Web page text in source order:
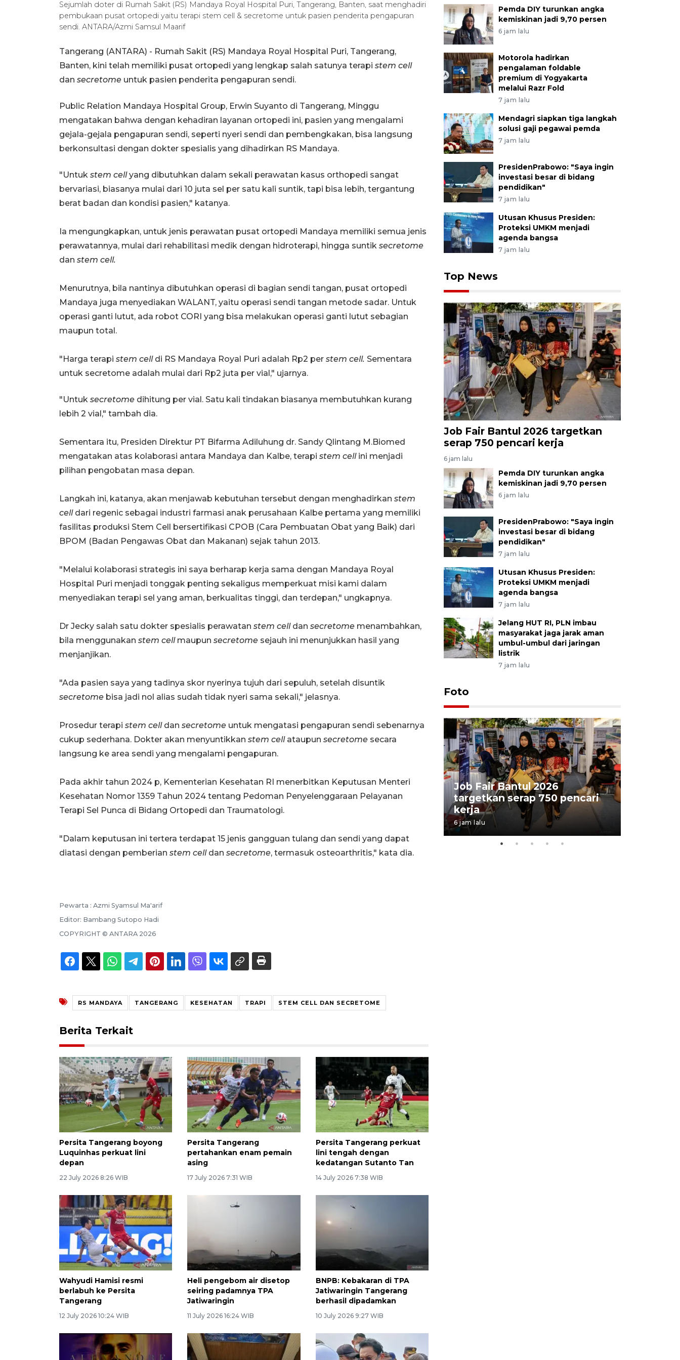
Sejumlah doter di Rumah Sakit (RS) Mandaya Royal Hospital Puri, Tangerang, Banten, saat menghadiri
pembukaan pusat ortopedi yaitu terapi stem cell & secretome untuk pasien penderita pengapuran
sendi. ANTARA/Azmi Samsul Maarif
Tangerang (ANTARA) - Rumah Sakit (RS) Mandaya Royal Hospital Puri, Tangerang,
Banten, kini telah memiliki pusat ortopedi yang lengkap salah satunya terapi stem cell
dan secretome untuk pasien penderita pengapuran sendi.
Public Relation Mandaya Hospital Group, Erwin Suyanto di Tangerang, Minggu
mengatakan bahwa dengan kehadiran layanan ortopedi ini, pasien yang mengalami
gejala-gejala pengapuran sendi, seperti nyeri sendi dan pembengkakan, bisa langsung
berkonsultasi dengan dokter spesialis yang dihadirkan RS Mandaya.
"Untuk stem cellyang dibutuhkan dalam sekali perawatan kasus orthopedi sangat
bervariasi, biasanya mulai dari 10 juta sel per satu kali suntik, tapi bisa lebih, tergantung
berat badan dan kondisi pasien," katanya.
Ia mengungkapkan, untuk jenis perawatan pusat ortopedi Mandaya memiliki semua jenis
perawatannya, mulai dari rehabilitasi medik dengan hidroterapi, hingga suntik secretome
dan stem cell.
Menurutnya, bila nantinya dibutuhkan operasi di bagian sendi tangan, pusat ortopedi
Mandaya juga menyediakan WALANT, yaitu operasi sendi tangan metode sadar. Untuk
operasi ganti lutut, ada robot CORI yang bisa melakukan operasi ganti lutut sebagian
maupun total.
"Harga terapi stem celldi RS Mandaya Royal Puri adalah Rp2 per stem cell. Sementara
untuk secretome adalah mulai dari Rp2 juta per vial," ujarnya.
"Untuk secretome dihitung per vial. Satu kali tindakan biasanya membutuhkan kurang
lebih 2 vial," tambah dia.
Sementara itu, Presiden Direktur PT Bifarma Adiluhung dr. Sandy Qlintang M.Biomed
mengatakan atas kolaborasi antara Mandaya dan Kalbe, terapi stem cellini menjadi
pilihan pengobatan masa depan.
Langkah ini, katanya, akan menjawab kebutuhan tersebut dengan menghadirkan stem
celldari regenic sebagai industri farmasi anak perusahaan Kalbe pertama yang memiliki
fasilitas produksi Stem Cell bersertifikasi CPOB (Cara Pembuatan Obat yang Baik) dari
BPOM (Badan Pengawas Obat dan Makanan) sejak tahun 2013.
"Melalui kolaborasi strategis ini saya berharap kerja sama dengan Mandaya Royal
Hospital Puri menjadi tonggak penting sekaligus memperkuat misi kami dalam
menyediakan terapi sel yang aman, berkualitas tinggi, dan terdepan," ungkapnya.
Dr Jecky salah satu dokter spesialis perawatan stem celldan secretome menambahkan,
bila menggunakan stem cellmaupun secretome sejauh ini menunjukkan hasil yang
menjanjikan.
"Ada pasien saya yang tadinya skor nyerinya tujuh dari sepuluh, setelah disuntik
secretome bisa jadi nol alias sudah tidak nyeri sama sekali," jelasnya.
Prosedur terapi stem celldan secretome untuk mengatasi pengapuran sendi sebenarnya
cukup sederhana. Dokter akan menyuntikkan stem cellataupun secretome secara
langsung ke area sendi yang mengalami pengapuran.
Pada akhir tahun 2024 p, Kementerian Kesehatan RI menerbitkan Keputusan Menteri
Kesehatan Nomor 1359 Tahun 2024 tentang Pedoman Penyelenggaraan Pelayanan
Terapi Sel Punca di Bidang Ortopedi dan Traumatologi.
"Dalam keputusan ini tertera terdapat 15 jenis gangguan tulang dan sendi yang dapat
diatasi dengan pemberian stem cell dan secretome, termasuk osteoarthritis," kata dia.
Pewarta : Azmi Syamsul Ma'arif
Editor: Bambang Sutopo Hadi
COPYRIGHT © ANTARA 2026
RS MANDAYA TANGERANG KESEHATAN TRAPI STEM CELL DAN SECRETOME
Berita Terkait
Persita Tangerang boyong
Luquinhas perkuat lini
depan
22 July 2026 8:26 WIB
Persita Tangerang
pertahankan enam pemain
asing
17 July 2026 7:31 WIB
Persita Tangerang perkuat
lini tengah dengan
kedatangan Sutanto Tan
14 July 2026 7:38 WIB
Wahyudi Hamisi resmi
berlabuh ke Persita
Tangerang
12 July 2026 10:24 WIB
Heli pengebom air disetop
seiring padamnya TPA
Jatiwaringin
11 July 2026 16:24 WIB
BNPB: Kebakaran di TPA
Jatiwaringin Tangerang
berhasil dipadamkan
10 July 2026 9:27 WIB
Pemda DIY turunkan angka
kemiskinan jadi 9,70 persen
6 jam lalu
Motorola hadirkan
pengalaman foldable
premium di Yogyakarta
melalui Razr Fold
7 jam lalu
Mendagri siapkan tiga langkah
solusi gaji pegawai pemda
7 jam lalu
PresidenPrabowo: "Saya ingin
investasi besar di bidang
pendidikan"
7 jam lalu
Utusan Khusus Presiden:
Proteksi UMKM menjadi
agenda bangsa
7 jam lalu
Top News
Job Fair Bantul 2026 targetkan
serap 750 pencari kerja
6 jam lalu
Pemda DIY turunkan angka
kemiskinan jadi 9,70 persen
6 jam lalu
PresidenPrabowo: "Saya ingin
investasi besar di bidang
pendidikan"
7 jam lalu
Utusan Khusus Presiden:
Proteksi UMKM menjadi
agenda bangsa
7 jam lalu
Jelang HUT RI, PLN imbau
masyarakat jaga jarak aman
umbul-umbul dari jaringan
listrik
7 jam lalu
Foto
Pameran seni rupa karya
seniman neurodivergen
Job Fair Bantul 2026
targetkan serap 750 pencari
kerja
6 jam lalu